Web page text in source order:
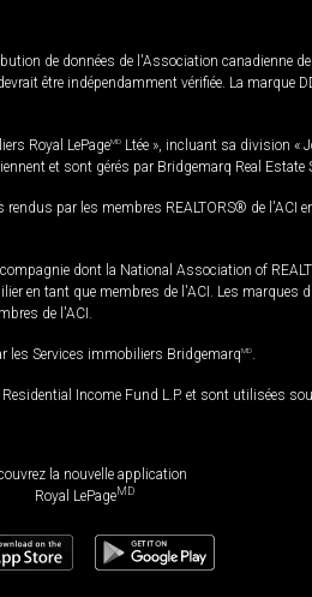
de données de l'Association canadienne
être indépendamment vérifiée. La marque
Royal LePageMD Ltée », incluant sa division «
et sont gérés par Bridgemarq Real Estate
par les membres REALTORS® de l'ACI
dont la National Association of
en tant que membres de l'ACI. Les
de l'ACI.
les Services immobiliers BridgemarqMD
Income Fund L.P. et sont utilisées
la nouvelle application
Royal LePageMD